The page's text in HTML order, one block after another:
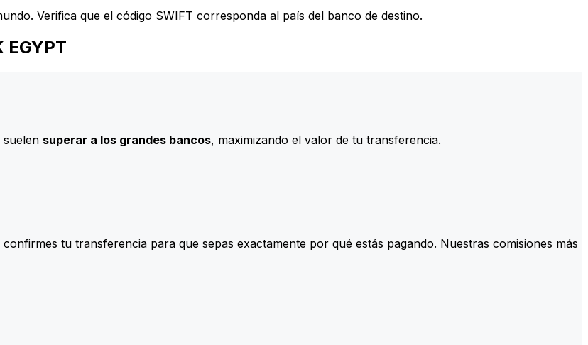
Verifica que el código SWIFT corresponda al país del banco de destino.
EGYPT
superar a los grandes bancos, maximizando el valor de tu transferencia.
confirmes tu transferencia para que sepas exactamente por qué estás pagando. Nuestras comisiones más